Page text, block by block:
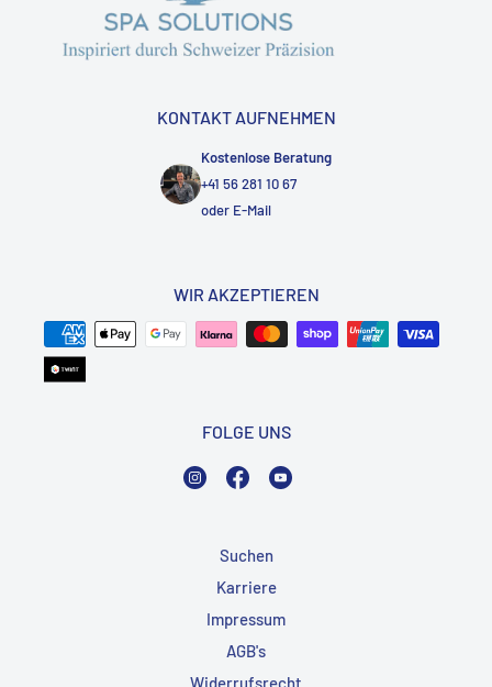
KONTAKT AUFNEHMEN
Kostenlose Beratung
+41 56 281 10 67
oder E-Mail
WIR AKZEPTIEREN
FOLGE UNS
InstagramFacebook
Suchen
Karriere
Impressum
AGB's
Widerrufsrecht